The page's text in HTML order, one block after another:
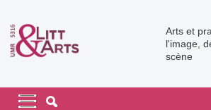
Arts et
l'image,
scène
Navigation principale
Navigation principale